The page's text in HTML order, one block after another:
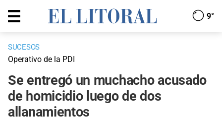
9°
SUCESOS
Operativo de la PDI
Se entregó un muchacho acusado
de homicidio luego de dos
allanamientos